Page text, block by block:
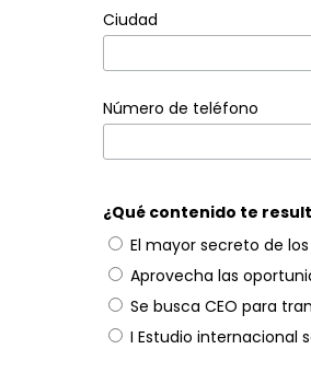
Ciudad
Número de teléfono
¿Qué contenido te
El mayor secreto de
Aprovecha las
Se busca CEO para
I Estudio internacional